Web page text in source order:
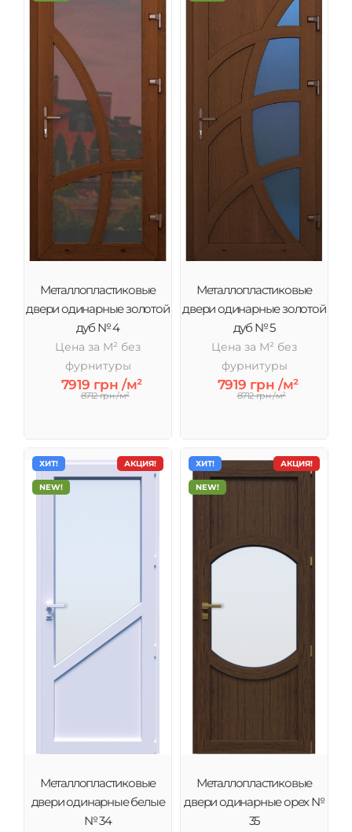
Металлопластиковые
двери одинарные золотой
дуб № 4
Цена за М² без
фурнитуры
7919 грн /м²
8712 грн /м²
Металлопластиковые
двери одинарные золотой
дуб № 5
Цена за М² без
фурнитуры
7919 грн /м²
8712 грн /м²
АКЦИЯ!
ХИТ!
NEW!
Металлопластиковые
двери одинарные белые
№ 34
АКЦИЯ!
ХИТ!
NEW!
Металлопластиковые
двери одинарные орех №
35